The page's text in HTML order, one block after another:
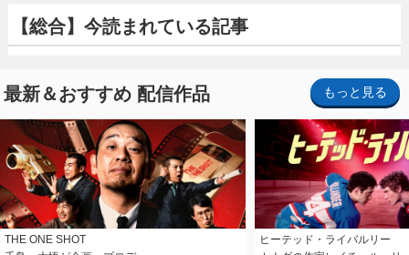
【総合】今読まれている記事
最新＆おすすめ 配信作品 もっと見る
THE ONE SHOT
ヒーテッド・ライバルリー